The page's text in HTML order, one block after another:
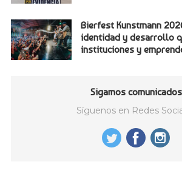
Bierfest Kunstmann
identidad y desarrollo
instituciones y
Sigamos comunicados
Síguenos en Redes